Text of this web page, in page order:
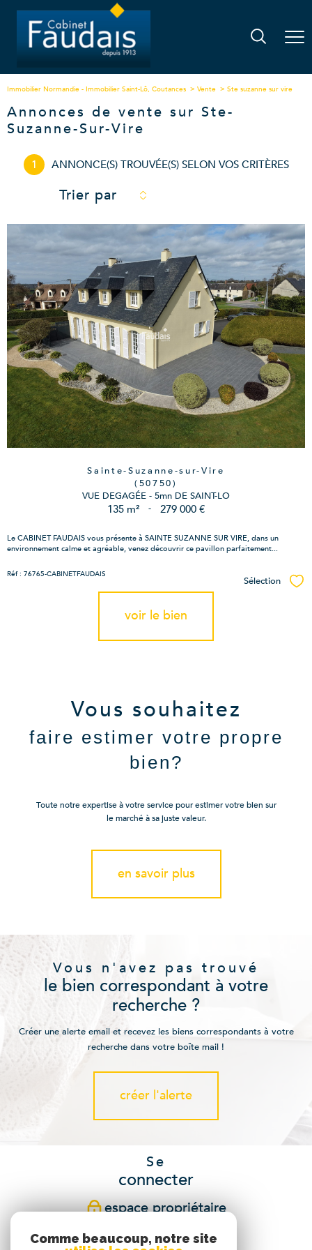
Immobilier Normandie - Immobilier Saint-Lô, Coutances Vente Ste suzanne sur vire
Annonces de vente sur Ste-
Suzanne-Sur-Vire
1 ANNONCE(S) TROUVÉE(S) SELON VOS CRITÈRES
Trier par
Sainte-Suzanne-sur-Vire
(50750)
VUE DEGAGÉE - 5mn DE SAINT-LO
135 m² - 279 000 €
Le CABINET FAUDAIS vous présente à SAINTE SUZANNE SUR VIRE, dans un
environnement calme et agréable, venez découvrir ce pavillon parfaitement...
Réf : 76765-CABINETFAUDAIS
Sélection
voir le bien
Vous souhaitez
faire estimer votre propre
bien?
Toute notre expertise à votre service pour estimer votre bien sur
le marché à sa juste valeur.
en savoir plus
Vous n'avez pas trouvé
le bien correspondant à votre
recherche ?
Créer une alerte email et recevez les biens correspondants à votre
recherche dans votre boîte mail !
créer l'alerte
Se
connecter
espace propriétaire
Nous
Comme beaucoup, notre site